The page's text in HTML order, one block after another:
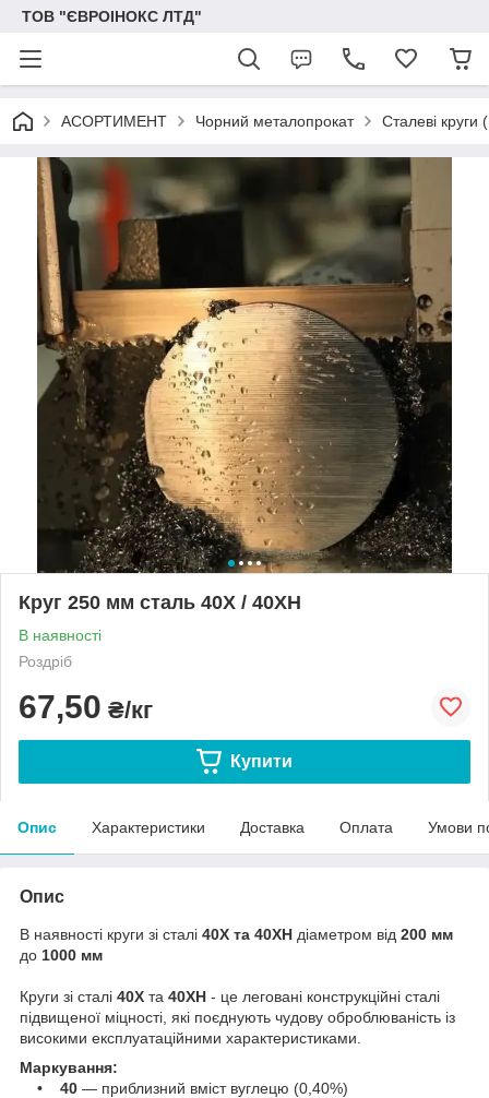
ТОВ "ЄВРОІНОКС ЛТД"
АСОРТИМЕНТ Чорний металопрокат Сталеві круги
Круг 250 мм сталь 40Х / 40ХН
В наявності
Роздріб
67,50 ₴/кг
Купити
Опис Характеристики Доставка Оплата Умови
Опис
В наявності круги зі сталі 40Х та 40ХН діаметром від 200 мм
до 1000 мм
Круги зі сталі 40Х та 40ХН - це леговані конструкційні сталі
підвищеної міцності, які поєднують чудову оброблюваність із
високими експлуатаційними характеристиками.
Маркування:
• 40 — приблизний вміст вуглецю (0,40%)